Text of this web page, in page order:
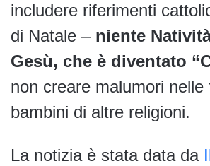
includere riferimenti
di Natale – niente
Gesù, che è diventato
non creare malumori nelle
bambini di altre religioni.
La notizia è stata data da